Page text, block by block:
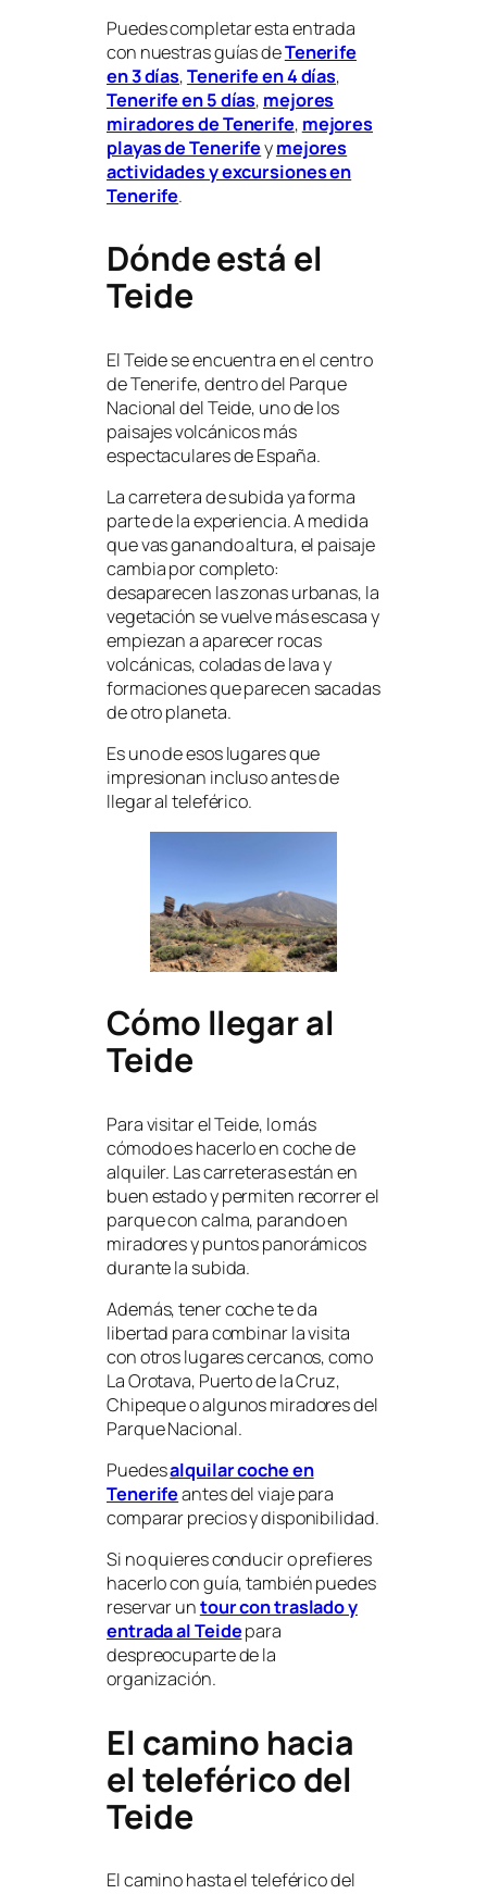
Puedes completar esta entrada
con nuestras guías deTenerife
en 3 días,Tenerife en 4 días,
Tenerife en 5 días, mejores
miradores de Tenerife, mejores
playas de Tenerifeymejores
actividades y excursiones en
Tenerife.
Dónde está el
Teide
El Teide se encuentra en el centro
de Tenerife, dentro del Parque
Nacional del Teide, uno de los
paisajes volcánicos más
espectaculares de España.
La carretera de subida ya forma
parte de la experiencia. A medida
que vas ganando altura, el paisaje
cambia por completo:
desaparecen las zonas urbanas, la
vegetación se vuelve más escasa y
empiezan a aparecer rocas
volcánicas, coladas de lava y
formaciones que parecen sacadas
de otro planeta.
Es uno de esos lugares que
impresionan incluso antes de
llegar al teleférico.
Cómo llegar al
Teide
Para visitar el Teide, lo más
cómodo es hacerlo en coche de
alquiler. Las carreteras están en
buen estado y permiten recorrer el
parque con calma, parando en
miradores y puntos panorámicos
durante la subida.
Además, tener coche te da
libertad para combinar la visita
con otros lugares cercanos, como
La Orotava, Puerto de la Cruz,
Chipeque o algunos miradores del
Parque Nacional.
Puedesalquilar coche en
Tenerifeantes del viaje para
comparar precios y disponibilidad.
Si no quieres conducir o prefieres
hacerlo con guía, también puedes
reservar untour con traslado y
entrada al Teidepara
despreocuparte de la
organización.
El camino hacia
el teleférico del
Teide
El camino hasta el teleférico del